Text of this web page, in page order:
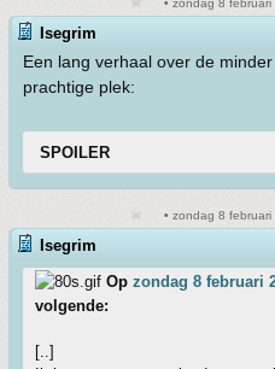
• zondag 8
Isegrim
Een lang verhaal over de
prachtige plek:
SPOILER
• zondag 8
Isegrim
Op zondag 8 februari
volgende:
[..]